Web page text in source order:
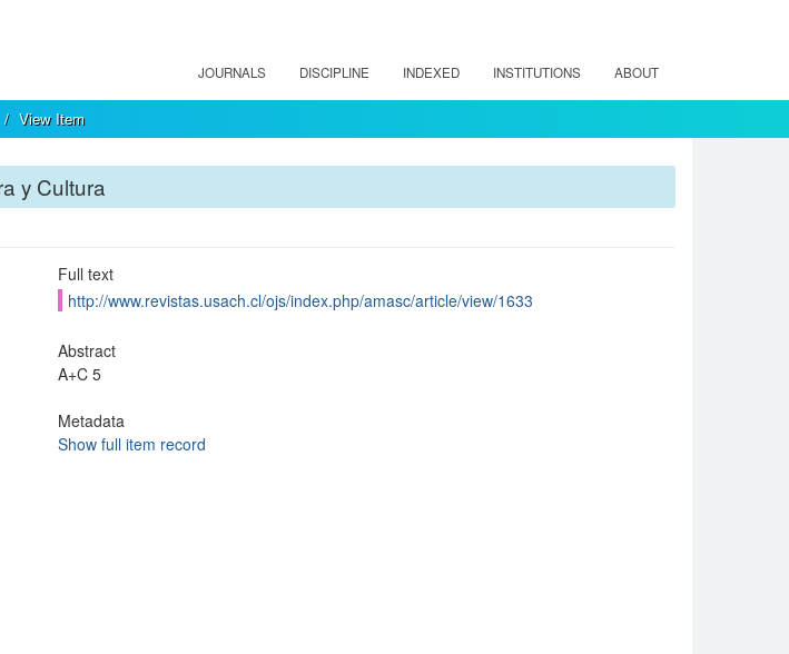
JOURNALS DISCIPLINE INDEXED INSTITUTIONS ABOUT
View Item
y Cultura
Full text
http://www.revistas.usach.cl/ojs/index.php/amasc/article/view/1633
Abstract
A+C 5
Metadata
Show full item record